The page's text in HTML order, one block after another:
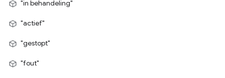
"in behandeling"
"actief"
"gestopt"
"fout"